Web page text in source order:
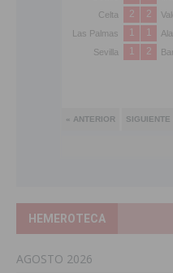
HEMEROTECA
AGOSTO 2026